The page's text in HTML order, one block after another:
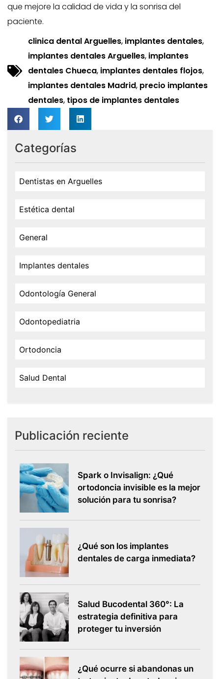
que mejore la calidad de vida y la sonrisa del
paciente.
clinica dental Arguelles, implantes dentales,
implantes dentales Arguelles, implantes
dentales Chueca, implantes dentales flojos,
implantes dentales Madrid, precio implantes
dentales, tipos de implantes dentales
Categorías
Dentistas en Arguelles
Estética dental
General
Implantes dentales
Odontología General
Odontopediatria
Ortodoncia
Salud Dental
Publicación reciente
Spark o Invisalign: ¿Qué
ortodoncia invisible es la mejor
solución para tu sonrisa?
¿Qué son los implantes
dentales de carga inmediata?
Salud Bucodental 360°: La
estrategia definitiva para
proteger tu inversión
¿Qué ocurre si abandonas un